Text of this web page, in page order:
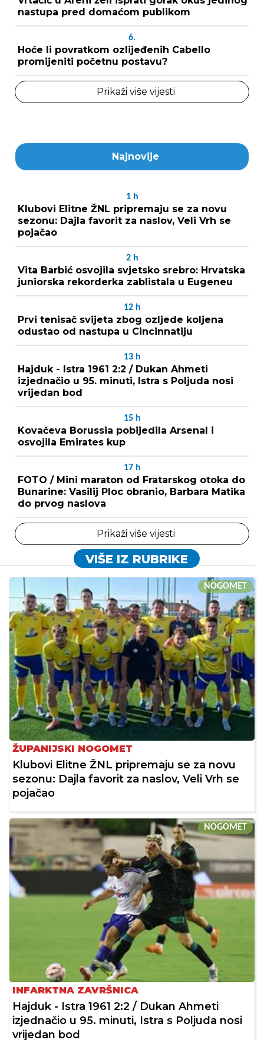
nastupa pred domaćom publikom
6.
Hoće li povratkom ozlijeđenih Cabello
promijeniti početnu postavu?
Prikaži više vijesti
Najnovije
1 h
Klubovi Elitne ŽNL pripremaju se za novu
sezonu: Dajla favorit za naslov, Veli Vrh se
pojačao
2 h
Vita Barbić osvojila svjetsko srebro: Hrvatska
juniorska rekorderka zablistala u Eugeneu
12 h
Prvi tenisač svijeta zbog ozljede koljena
odustao od nastupa u Cincinnatiju
13 h
Hajduk - Istra 1961 2:2 / Dukan Ahmeti
izjednačio u 95. minuti, Istra s Poljuda nosi
vrijedan bod
15 h
Kovačeva Borussia pobijedila Arsenal i
osvojila Emirates kup
17 h
FOTO / Mini maraton od Fratarskog otoka do
Bunarine: Vasilij Ploc obranio, Barbara Matika
do prvog naslova
Prikaži više vijesti
VIŠE IZ RUBRIKE
NOGOMET
ŽUPANIJSKI NOGOMET
Klubovi Elitne ŽNL pripremaju se za novu
sezonu: Dajla favorit za naslov, Veli Vrh se
pojačao
NOGOMET
INFARKTNA ZAVRŠNICA
Hajduk - Istra 1961 2:2 / Dukan Ahmeti
izjednačio u 95. minuti, Istra s Poljuda nosi
vrijedan bod